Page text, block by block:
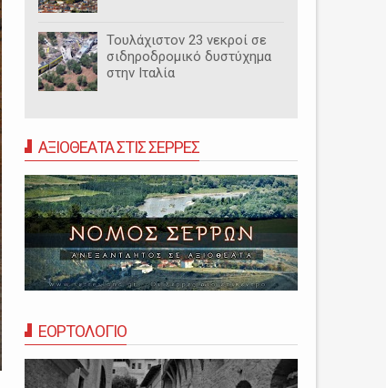
Τουλάχιστον 23 νεκροί σε
σιδηροδρομικό δυστύχημα
στην Ιταλία
ΑΞΙΟΘΕΑΤΑ ΣΤΙΣ ΣΕΡΡΕΣ
ΕΟΡΤΟΛΟΓΙΟ